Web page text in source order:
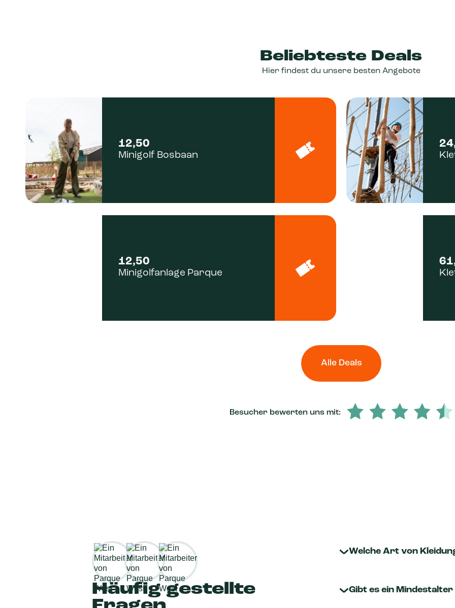
Beliebteste Deals
Hier findest du unsere besten Angebote
12,50
Minigolf Bosbaan
12,50
Minigolfanlage Parque
Alle Deals
Besucher bewerten uns mit:
Häufig gestellte
Welche Art von
Gibt es ein